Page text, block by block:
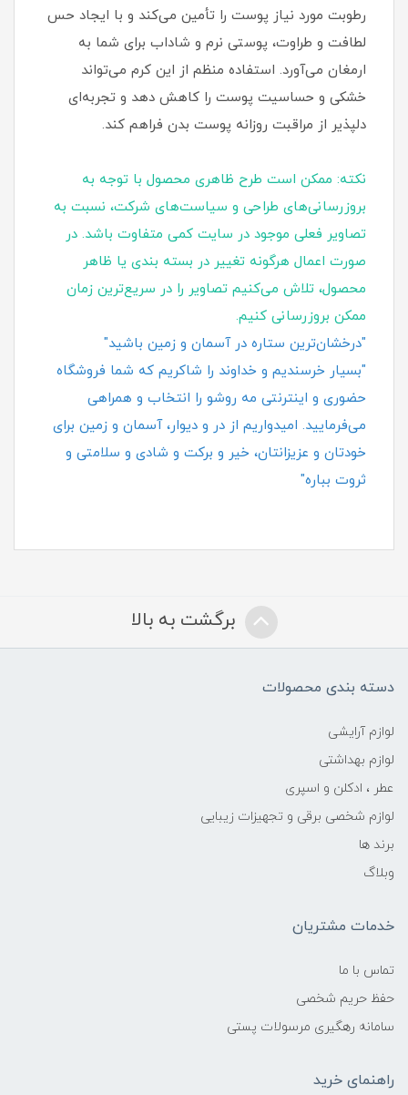
رطوبت مورد نیاز پوست را تأمین می‌کند و با ایجاد حس
لطافت و طراوت، پوستی نرم و شاداب برای شما به
ارمغان می‌آورد. استفاده منظم از این کرم می‌تواند
خشکی و حساسیت پوست را کاهش دهد و تجربه‌ای
دلپذیر از مراقبت روزانه پوست بدن فراهم کند.
نکته: ممکن است طرح ظاهری محصول با توجه به
بروزرسانی‌های طراحی و سیاست‌های شرکت، نسبت به
تصاویر فعلی موجود در سایت کمی متفاوت باشد. در
صورت اعمال هرگونه تغییر در بسته‌ بندی یا ظاهر
محصول، تلاش می‌کنیم تصاویر را در سریع‌ترین زمان
ممکن بروزرسانی کنیم.
"درخشان‌ترین ستاره در آسمان و زمین باشید"
"بسیار خرسندیم و خداوند را شاکریم که شما فروشگاه
حضوری و اینترنتی مه روشو را انتخاب و همراهی
می‌فرمایید. امیدواریم از در و دیوار، آسمان و زمین برای
خودتان و عزیزانتان، خیر و برکت و شادی و سلامتی و
ثروت بباره"
برگشت به بالا
دسته بندی محصولات
لوازم آرایشی
لوازم بهداشتی
عطر ، ادکلن و اسپری
لوازم شخصی برقی و تجهیزات زیبایی
برند ها
وبلاگ
خدمات مشتریان
تماس با ما
حفظ حریم شخصی
سامانه رهگیری مرسولات پستی
راهنمای خرید